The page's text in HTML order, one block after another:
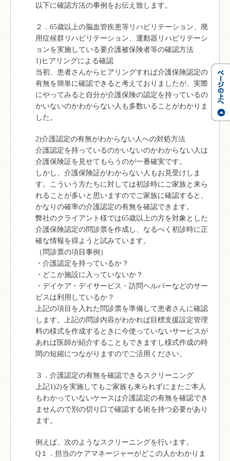
以下に確認方法の事例をお伝え致します。
２．65歳以上の脳血管疾患等リハビリテーション、廃
用症候群リハビリテーション、運動器リハビリテーシ
ョンを実施している要介護被保険者等の確認方法
1)ヒアリングによる確認
当初、患者さんからヒアリングすれば介護保険認定の
有無を簡単に確認できると考えておりましたが、実際
にやってみると自分が介護保険の認定を持っているの
かいないのかわからない人も多数いることがわかりま
した。
2)介護認定の有無がわからない人への対処方法
介護認定を持っているのかいないのかわからない人は
介護保険証を見せてもらうのが一番確実です。
しかし、介護保険証がわからない人もお見受けしま
す。こういう方たちに対しては初診時にご家族と来ら
れることが多いと思いますのでご家族に確認すると、
かなりの確率の介護認定の有無を確認できます。
弊社のクライアント様では65歳以上の方を対象とした
介護保険認定の問診票を作成し、なるべく初診時に正
確な情報を得ようと試みています。
（問診票の項目事例）
・介護認定を持っているか？
・どこか施設に入っていないか？
・デイケア・デイサービス・訪問ヘルパーなどのサー
ビスは利用しているか？
上記の項目を入れた問診票を準備して患者さんに確認
します。上記の問診内容がわかれば目標支援設定管理
料の様式を作成するときに今使っていないサービスが
あれば医師が紹介することもできますし様式作成の時
間の短縮につながりますのでご活用ください。
３．介護認定の有無を確認できるスクリーニング
上記1)2)を実施してもご家族も来られずにまたご本人
もわかっていないケースは介護認定の有無を確認でき
ませんので別の切り口で確認する術を持つ必要があり
ます。
例えば、次のようなスクリーニングを行います。
Q１．担当のケアマネージャーがどこの人かわかりま